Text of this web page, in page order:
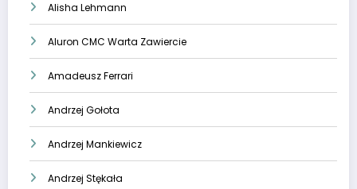
Alisha Lehmann
Aluron CMC Warta Zawiercie
Amadeusz Ferrari
Andrzej Gołota
Andrzej Mankiewicz
Andrzej Stękała